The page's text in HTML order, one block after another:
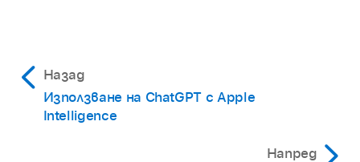
Назад
Използване на ChatGPT с Apple
Intelligence
Напред